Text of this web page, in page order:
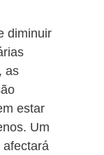
diminuir
as
estar
Um
afectará